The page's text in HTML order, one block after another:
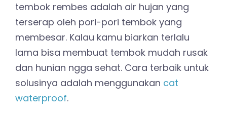
tembok rembes adalah air hujan yang
terserap oleh pori-pori tembok yang
membesar. Kalau kamu biarkan terlalu
lama bisa membuat tembok mudah rusak
dan hunian ngga sehat. Cara terbaik untuk
solusinya adalah menggunakan cat
waterproof.